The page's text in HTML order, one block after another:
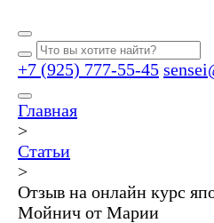
+7 (925) 777-55-45
Главная
>
Статьи
>
Отзыв на онлайн курс
Мойнич от Марии